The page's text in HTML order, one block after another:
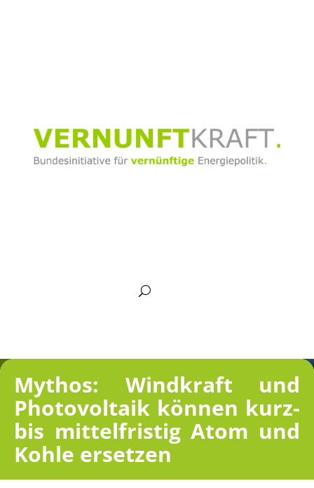
Mythos: Windkraft und
Photo­vol­taik können kurz-
bis mittel­fris­tig Atom und
Kohle ersetzen